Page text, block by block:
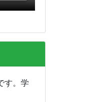
す。学